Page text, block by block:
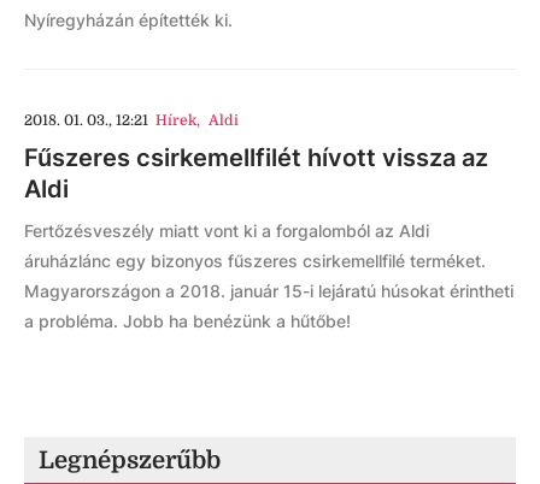
Nyíregyházán építették ki.
2018. 01. 03., 12:21 Hírek, Aldi
Fűszeres csirkemellfilét hívott vissza az
Aldi
Fertőzésveszély miatt vont ki a forgalomból az Aldi
áruházlánc egy bizonyos fűszeres csirkemellfilé terméket.
Magyarországon a 2018. január 15-i lejáratú húsokat érintheti
a probléma. Jobb ha benézünk a hűtőbe!
Legnépszerűbb